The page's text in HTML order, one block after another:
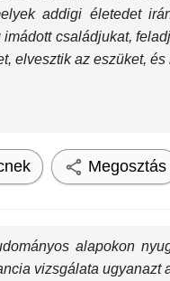
addigi életedet
családjukat,
elvesztik az eszüket,
Megosztás
alapokon
vizsgálata ugyanazt